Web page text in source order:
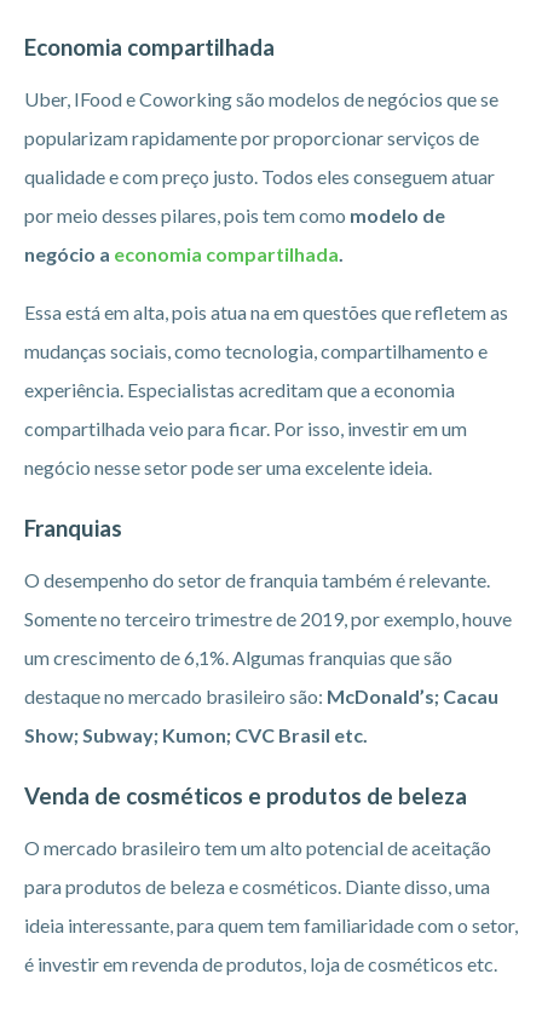
Economia compartilhada
Uber, IFood e Coworking são modelos de negócios que se
popularizam rapidamente por proporcionar serviços de
qualidade e com preço justo. Todos eles conseguem atuar
por meio desses pilares, pois tem como modelo de
negócio a economia compartilhada.
Essa está em alta, pois atua na em questões que refletem as
mudanças sociais, como tecnologia, compartilhamento e
experiência. Especialistas acreditam que a economia
compartilhada veio para ficar. Por isso, investir em um
negócio nesse setor pode ser uma excelente ideia.
Franquias
O desempenho do setor de franquia também é relevante.
Somente no terceiro trimestre de 2019, por exemplo, houve
um crescimento de 6,1%. Algumas franquias que são
destaque no mercado brasileiro são: McDonald’s; Cacau
Show; Subway; Kumon; CVC Brasil etc.
Venda de cosméticos e produtos de beleza
O mercado brasileiro tem um alto potencial de aceitação
para produtos de beleza e cosméticos. Diante disso, uma
ideia interessante, para quem tem familiaridade com o setor,
é investir em revenda de produtos, loja de cosméticos etc.